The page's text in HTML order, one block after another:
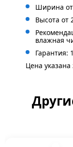
Ширина от
Высота от
влажная
Гарантия:
Цена